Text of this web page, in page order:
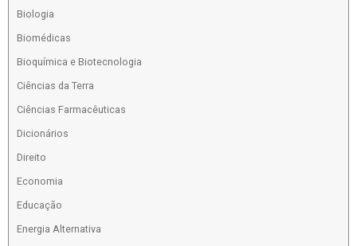
Biologia
Biomédicas
Bioquímica e Biotecnologia
Ciências da Terra
Ciências Farmacêuticas
Dicionários
Direito
Economia
Educação
Energia Alternativa